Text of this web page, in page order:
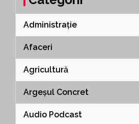
Administrație
Afaceri
Agricultură
Argeșul Concret
Audio Podcast